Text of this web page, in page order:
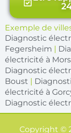
Exemple de
Diagnostic
Fegersheim |
électricité à
Diagnostic
Boust |
électricité à
Diagnostic
Copyright ©